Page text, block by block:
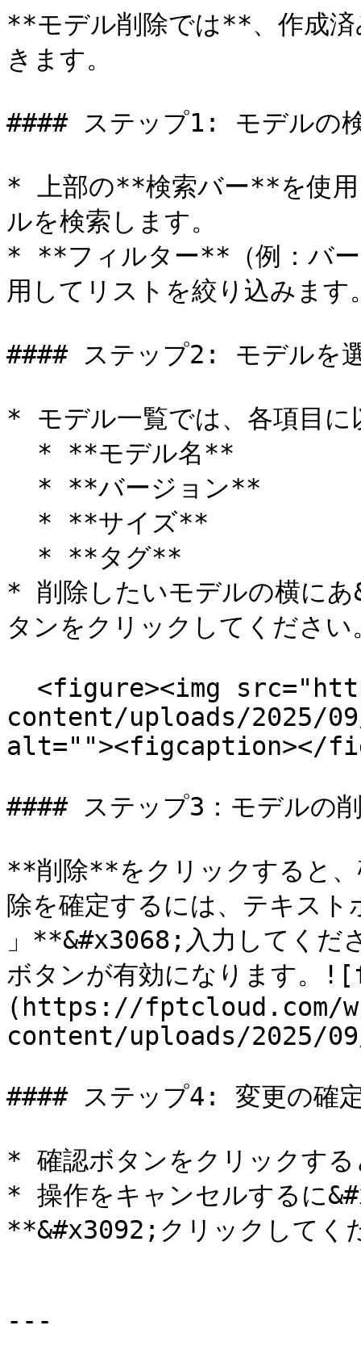
**モデル削除では**、作成済
きます。
#### ステップ1: モデルの
* 上部の**検索バー**を使用
ルを検索します。
* **フィルター**（例：バ
用してリストを絞り込みます
#### ステップ2: モデルを
* モデル一覧では、各項目に
* 削除したいモデルの横に
タンをクリックしてください
content/uploads/2025/
alt=""><figcaption></
#### ステップ3：モデルの
**削除**をクリックすると、
除を確定するには、テキス
」**&#x3068;入力してくだ
ボタンが有効になります
(https://fptcloud.com/
content/uploads/2025/
#### ステップ4: 変更の確
* 確認ボタンをクリックす
* 操作をキャンセルするに
**&#x3092;クリックしてく
---